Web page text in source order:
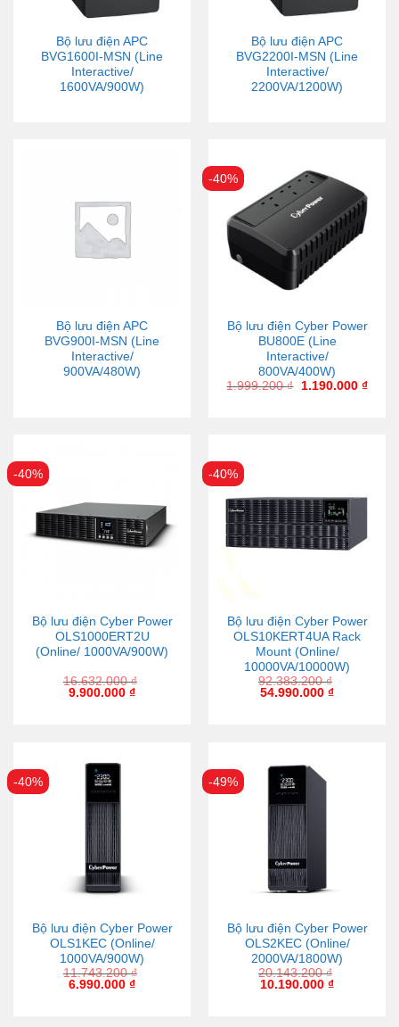
Bộ lưu điện APC
BVG1600I-MSN (Line
Interactive/
1600VA/900W)
Bộ lưu điện APC
BVG2200I-MSN (Line
Interactive/
2200VA/1200W)
Bộ lưu điện APC
BVG900I-MSN (Line
Interactive/
900VA/480W)
-40%
Bộ lưu điện Cyber Power
BU800E (Line
Interactive/
800VA/400W)
1.999.200₫ 1.190.000 ₫
-40%
Bộ lưu điện Cyber Power
OLS1000ERT2U
(Online/ 1000VA/900W)
16.632.000₫
9.900.000 ₫
-40%
Bộ lưu điện Cyber Power
OLS10KERT4UA Rack
Mount (Online/
10000VA/10000W)
92.383.200₫
54.990.000 ₫
-40%
Bộ lưu điện Cyber Power
OLS1KEC (Online/
1000VA/900W)
11.743.200₫
6.990.000 ₫
-49%
Bộ lưu điện Cyber Power
OLS2KEC (Online/
2000VA/1800W)
20.143.200₫
10.190.000 ₫